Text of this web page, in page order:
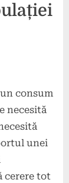
consum
necesită
unei
cerere tot